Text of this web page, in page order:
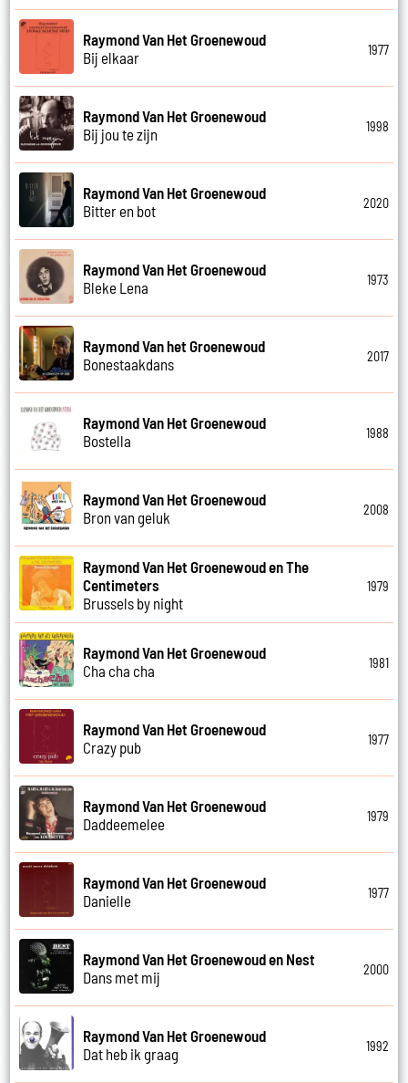
Raymond Van Het Groenewoud
Bij elkaar
1977
Raymond Van Het Groenewoud
Bij jou te zijn
1998
Raymond Van Het Groenewoud
Bitter en bot
2020
Raymond Van Het Groenewoud
Bleke Lena
1973
Raymond Van het Groenewoud
Bonestaakdans
2017
Raymond Van Het Groenewoud
Bostella
1988
Raymond Van Het Groenewoud
Bron van geluk
2008
Raymond Van Het Groenewoud en The
Centimeters
Brussels by night
1979
Raymond Van Het Groenewoud
Cha cha cha
1981
Raymond Van Het Groenewoud
Crazy pub
1977
Raymond Van Het Groenewoud
Daddeemelee
1979
Raymond Van Het Groenewoud
Danielle
1977
Raymond Van Het Groenewoud en Nest
Dans met mij
2000
Raymond Van Het Groenewoud
Dat heb ik graag
1992